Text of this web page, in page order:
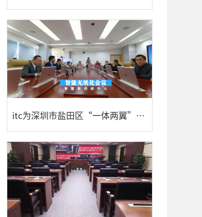
itc为深圳市盐田区“一体两翼”智慧教育建设加油助威！